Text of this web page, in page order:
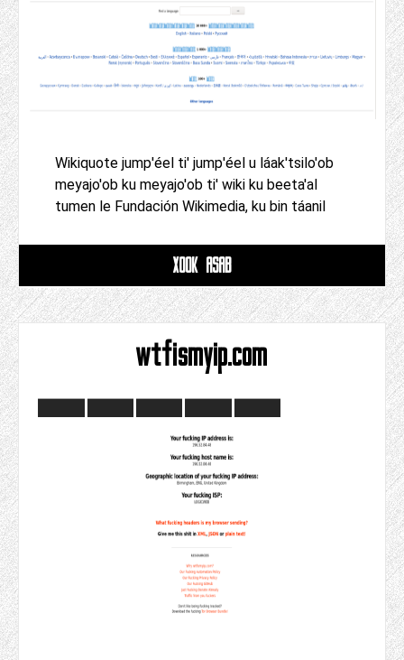
Wikiquote jump'éel ti' jump'éel u láak'tsilo'ob
meyajo'ob ku meyajo'ob ti' wiki ku beeta'al
tumen le Fundación Wikimedia, ku bin táanil
XOOK ASAB
wtfismyip.com